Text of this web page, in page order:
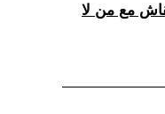
مع من لا